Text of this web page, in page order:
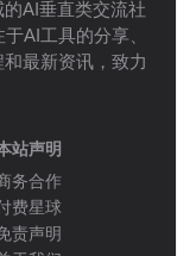
AI垂直类交流社
AI工具的分享、
最新资讯，致力
站声明
务合作
费星球
责声明